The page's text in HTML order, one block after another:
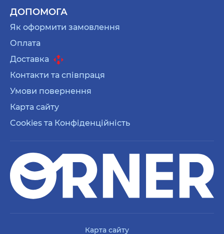
ДОПОМОГА
Як оформити замовлення
Оплата
Доставка
Контакти та співпраця
Умови повернення
Карта сайту
Cookies та Конфіденційність
Карта сайту